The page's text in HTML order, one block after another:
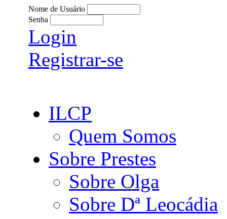
Nome de Usuário
Senha
Login
Registrar-se
ILCP
Quem Somos
Sobre Prestes
Sobre Olga
Sobre Dª Leocádia